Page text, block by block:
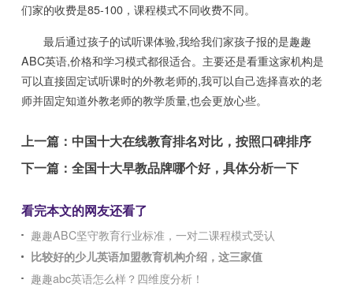
们家的收费是85-100，课程模式不同收费不同。
最后通过孩子的试听课体验,我给我们家孩子报的是趣趣
ABC英语,价格和学习模式都很适合。主要还是看重这家机构是
可以直接固定试听课时的外教老师的,我可以自己选择喜欢的老
师并固定知道外教老师的教学质量,也会更放心些。
上一篇： 中国十大在线教育排名对比，按照口碑排序
下一篇：全国十大早教品牌哪个好，具体分析一下
看完本文的网友还看了
趣趣ABC坚守教育行业标准，一对二课程模式受认
比较好的少儿英语加盟教育机构介绍，这三家值
趣趣abc英语怎么样？四维度分析！